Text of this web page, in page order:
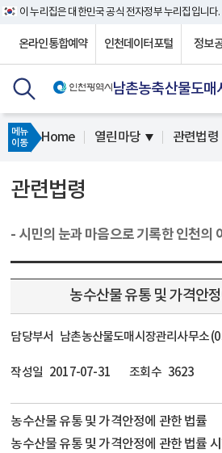
이 누리집은 대한민국 공식 전자정부 누리집입니다.
온라인통합예약 인천데이터포털 정보
남촌농축산물도매
메뉴
이동
Home 열린마당 관련법령
관련법령
- 시민의 눈과 마음으로 기록한 인천의
농수산물 유통 및 가격안
담당부서 남촌농산물도매시장관리사무소
작성일 2017-07-31 조회수 3623
농수산물 유통 및 가격안정에 관한 법률
농수산물 유통 및 가격안정에 관한 법률